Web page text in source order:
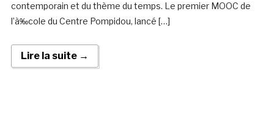
contemporain et du thème du temps. Le premier MOOC de
l’à‰cole du Centre Pompidou, lancé […]
Lire la suite →